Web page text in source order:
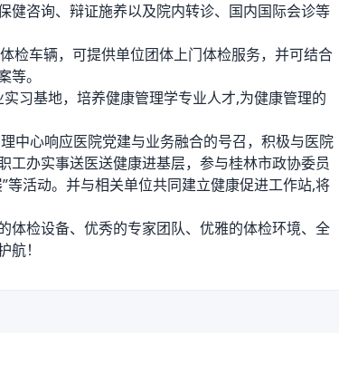
健咨询、辩证施养以及院内转诊、国内国际会诊等
检车辆，可提供单位团体上门体检服务，并可结合
。
习基地，培养健康管理学专业人才,为健康管理的
中心响应医院党建与业务融合的号召，积极与医院
工办实事送医送健康进基层，参与桂林市政协委员
活动。并与相关单位共同建立健康促进工作站,将
体检设备、优秀的专家团队、优雅的体检环境、全
！